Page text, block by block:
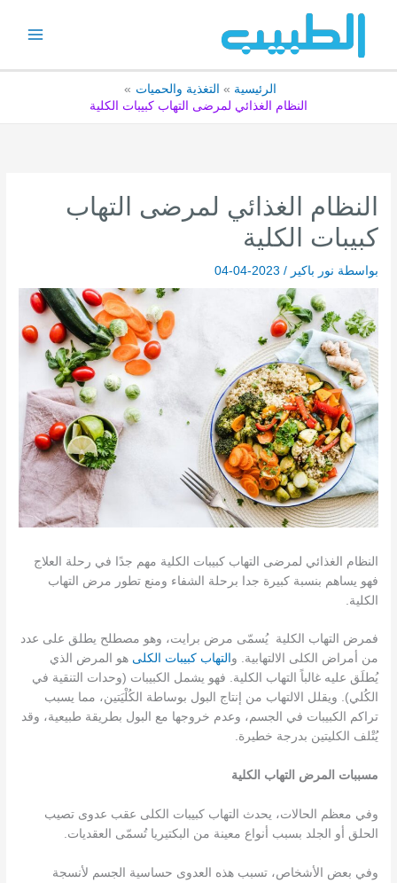
الرئيسية
التغذية والحميات
النظام الغذائي لمرضى التهاب كبيبات الكلية
النظام الغذائي لمرضى التهاب
كبيبات الكلية
بواسطة نور باكير/
2023-04-04
النظام الغذائي لمرضى التهاب كبيبات الكلية مهم جدًا في رحلة العلاج
فهو يساهم بنسبة كبيرة جدا برحلة الشفاء ومنع تطور مرض التهاب
الكلية.
فمرض التهاب الكلية يُسمّى مرض برايت، وهو مصطلح يطلق على عدد
من أمراض الكلى الالتهابية. و التهاب كبيبات الكلى هو المرض الذي
يُطلَق عليه غالباً التهاب الكلية. فهو يشمل الكبيبات (وحدات التنقية في
الكُلي). ويقلل الالتهاب من إنتاج البول بوساطة الكُلْيَتين، مما يسبب
تراكم الكبيبات في الجسم، وعدم خروجها مع البول بطريقة طبيعية، وقد
يُتْلف الكليتين بدرجة خطيرة.
مسببات المرض التهاب الكلية
وفي معظم الحالات، يحدث التهاب كبيبات الكلى عقب عدوى تصيب
الحلق أو الجلد بسبب أنواع معينة من البكتيريا تُسمّى العقديات.
وفي بعض الأشخاص، تسبب هذه العدوى حساسية الجسم لأنسجة